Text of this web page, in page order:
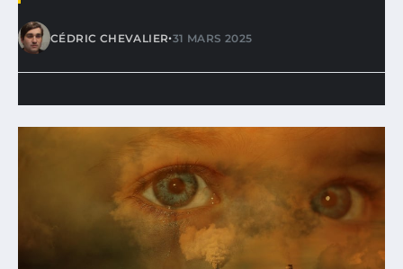
CÉDRIC CHEVALIER•31 MARS 2025